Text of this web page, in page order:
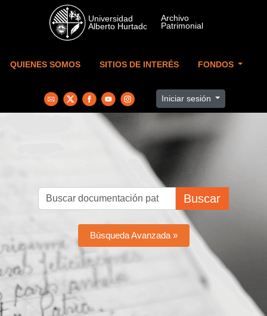
Skip to main content
QUIENES SOMOS SITIOS DE INTERÉS FONDOS
Iniciar sesión
Buscar
Búsqueda Avanzada »